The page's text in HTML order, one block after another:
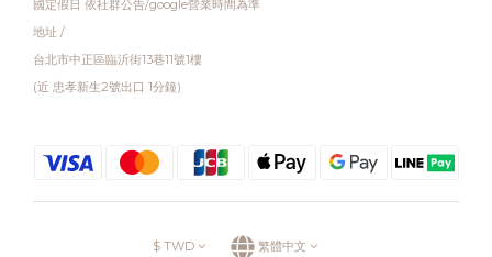
國定假日 依社群公告/google營業時間為準
地址 /
台北市中正區臨沂街13巷11號1樓
(近 忠孝新生2號出口 1分鐘)
$ TWD 繁體中文